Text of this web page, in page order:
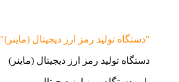
"دستگاه تولید رمز ارز دیجیتال (ماینر)"
دستگاه تولید رمز ارز دیجیتال (ماینر)